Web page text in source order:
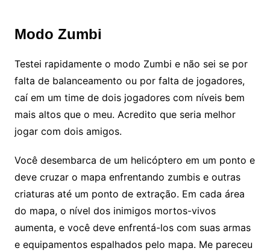
Modo Zumbi
Testei rapidamente o modo Zumbi e não sei se por
falta de balanceamento ou por falta de jogadores,
caí em um time de dois jogadores com níveis bem
mais altos que o meu. Acredito que seria melhor
jogar com dois amigos.
Você desembarca de um helicóptero em um ponto e
deve cruzar o mapa enfrentando zumbis e outras
criaturas até um ponto de extração. Em cada área
do mapa, o nível dos inimigos mortos-vivos
aumenta, e você deve enfrentá-los com suas armas
e equipamentos espalhados pelo mapa. Me pareceu